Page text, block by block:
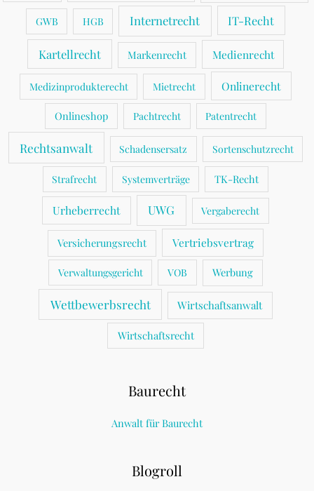
GWB HGB Internetrecht IT-Recht
Kartellrecht Markenrecht Medienrecht
Medizinprodukterecht Mietrecht Onlinerecht
Onlineshop Pachtrecht Patentrecht
Rechtsanwalt Schadensersatz Sortenschutzrecht
Strafrecht Systemverträge TK-Recht
Urheberrecht UWG Vergaberecht
Versicherungsrecht Vertriebsvertrag
Verwaltungsgericht VOB Werbung
Wettbewerbsrecht Wirtschaftsanwalt
Wirtschaftsrecht
Baurecht
Anwalt für Baurecht
Blogroll